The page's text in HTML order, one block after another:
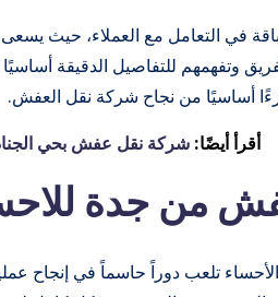
في التعامل مع العملاء، حيث يسعى
وتفهمهم للتفاصيل الدقيقة
أساسيًا من نجاح شركة نقل العفش.
أقرأ أيضًا: شركة نقل عفش بحي
من جدة
تلعب دوراً حاسماً في إنجاح